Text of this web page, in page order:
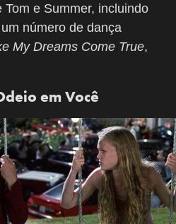
e Summer, incluindo
número de dança
My Dreams Come True,
em Você